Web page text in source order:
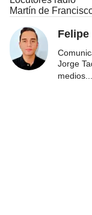
Martín de
Felipe
Jorge
medios